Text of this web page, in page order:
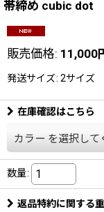
帯締め cubic dot
販売価格: 11,000
発送サイズ: 2サイズ
在庫確認はこちら
カラー を選択して
数量:
返品特約に関する